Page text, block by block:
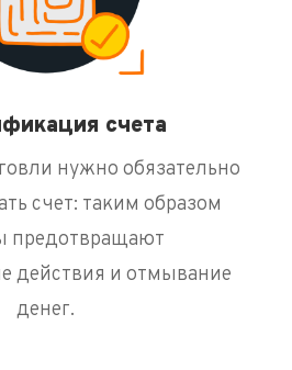
счета
нужно обязательно
счет: таким образом
предотвращают
действия и отмывание
денег.